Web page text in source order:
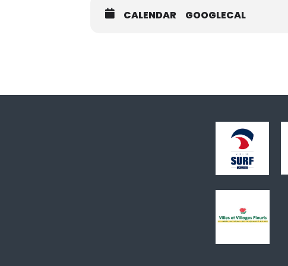
CALENDAR GOOGLECAL